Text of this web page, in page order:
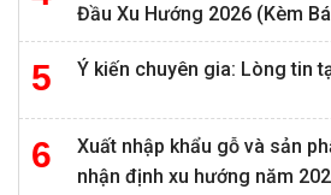
Đầu Xu Hướng 2026 (Kèm
Ý kiến chuyên gia: Lòng tin
Xuất nhập khẩu gỗ và sản
nhận định xu hướng năm